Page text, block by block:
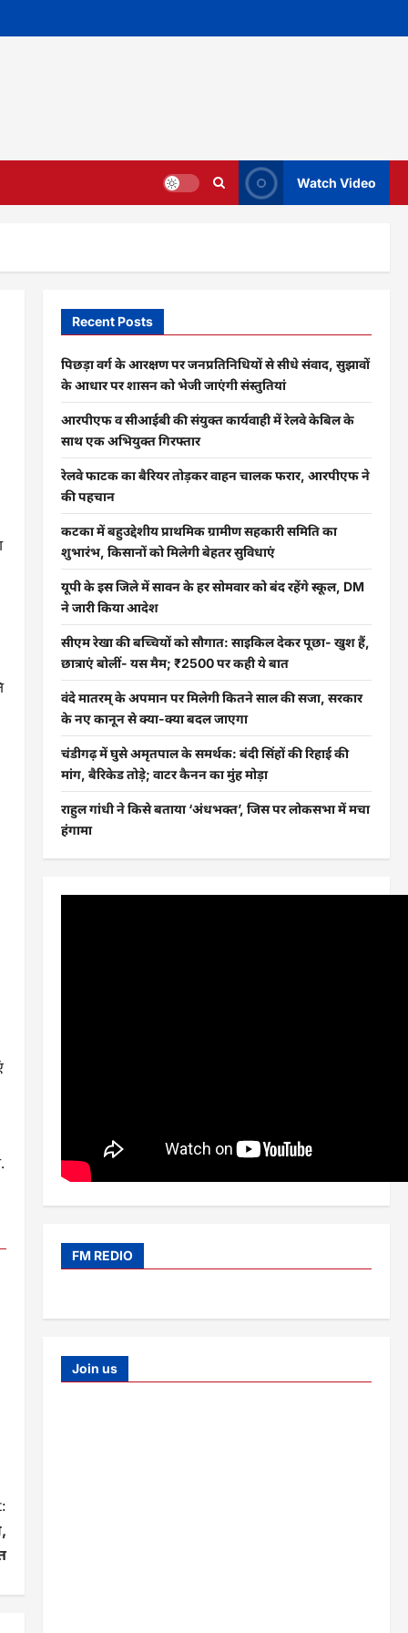
Watch Video
Recent Posts
पिछड़ा वर्ग के आरक्षण पर जनप्रतिनिधियों से सीधे संवाद, सुझावों
के आधार पर शासन को भेजी जाएंगी संस्तुतियां
आरपीएफ व सीआईबी की संयुक्त कार्यवाही में रेलवे केबिल के
साथ एक अभियुक्त गिरफ्तार
रेलवे फाटक का बैरियर तोड़कर वाहन चालक फरार, आरपीएफ ने
की पहचान
कटका में बहुउद्देशीय प्राथमिक ग्रामीण सहकारी समिति का
शुभारंभ, किसानों को मिलेगी बेहतर सुविधाएं
यूपी के इस जिले में सावन के हर सोमवार को बंद रहेंगे स्कूल, DM
ने जारी किया आदेश
सीएम रेखा की बच्चियों को सौगात: साइकिल देकर पूछा- खुश हैं,
छात्राएं बोलीं- यस मैम; ₹2500 पर कही ये बात
वंदे मातरम् के अपमान पर मिलेगी कितने साल की सजा, सरकार
के नए कानून से क्या-क्या बदल जाएगा
चंडीगढ़ में घुसे अमृतपाल के समर्थक: बंदी सिंहों की रिहाई की
मांग, बैरिकेड तोड़े; वाटर कैनन का मुंह मोड़ा
राहुल गांधी ने किसे बताया ‘अंधभक्त’, जिस पर लोकसभा में मचा
हंगामा
FM REDIO
Join us